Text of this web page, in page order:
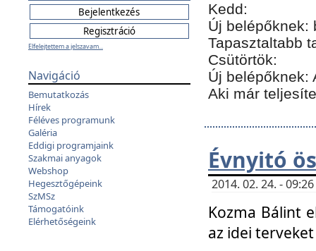
Elfelejtettem a jelszavam...
Navigáció
Bemutatkozás
Hírek
Féléves programunk
Galéria
Eddigi programjaink
Szakmai anyagok
Webshop
Hegesztőgépeink
SzMSz
Támogatóink
Elérhetőségeink
Kedd:
Új belépőknek:
Tapasztaltabb
Csütörtök:
Új belépőknek:
Aki már
Évnyitó
2014. 02. 24. -
Kozma Bálint
az idei